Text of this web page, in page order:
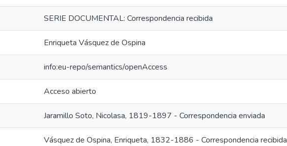
SERIE DOCUMENTAL: Correspondencia recibida
Enriqueta Vásquez de Ospina
info:eu-repo/semantics/openAccess
Acceso abierto
Jaramillo Soto, Nicolasa, 1819-1897 - Correspondencia enviada
Vásquez de Ospina, Enriqueta, 1832-1886 - Correspondencia recibida